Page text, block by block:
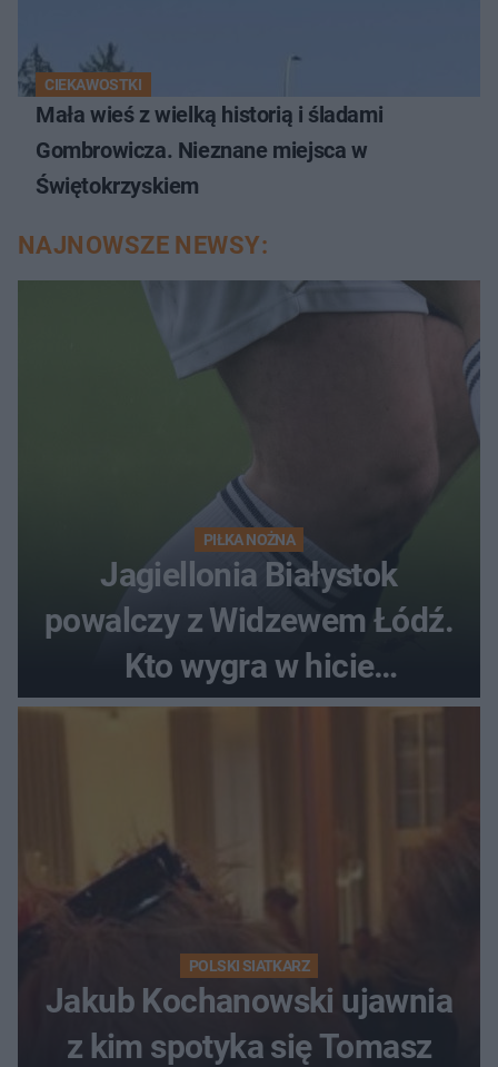
CIEKAWOSTKI
Mała wieś z wielką historią i śladami
Gombrowicza. Nieznane miejsca w
Świętokrzyskiem
NAJNOWSZE NEWSY:
PIŁKA NOŻNA
Jagiellonia Białystok
powalczy z Widzewem Łódź.
Kto wygra w hicie
Ekstraklasy?
POLSKI SIATKARZ
Jakub Kochanowski ujawnia
z kim spotyka się Tomasz